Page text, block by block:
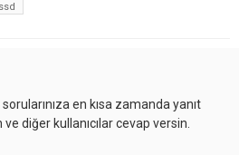
ssd
en kısa zamanda yanıt
diğer kullanıcılar cevap versin.